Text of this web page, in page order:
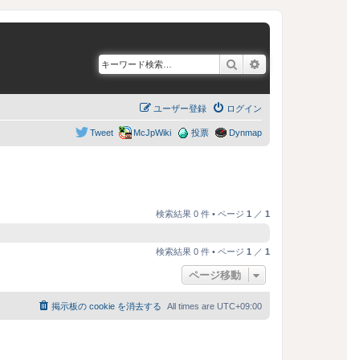
検索
ログイン
ユーザー登録
Dynmap
投票
McJpWiki
Tweet
検索結果 0 件 • ページ 1 ／ 1
検索結果 0 件 • ページ 1 ／ 1
ページ移動
All times are UTC+09:00
掲示板の cookie を消去する